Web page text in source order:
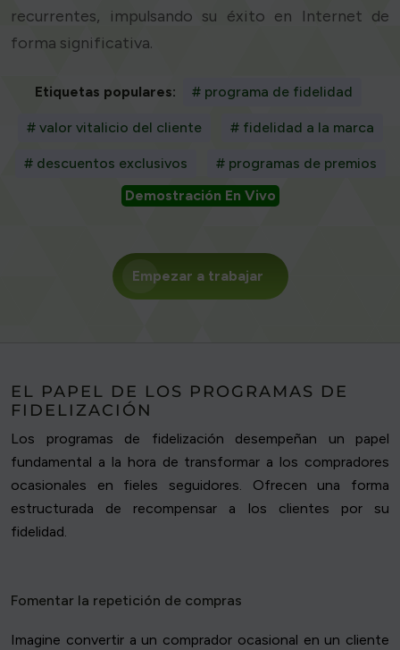
recurrentes, impulsando su éxito en Internet de
forma significativa.
Etiquetas populares: # programa de fidelidad
# valor vitalicio del cliente # fidelidad a la marca
# descuentos exclusivos
# programas de premios
Demostración En Vivo
Empezar a trabajar
EL PAPEL DE LOS PROGRAMAS DE
FIDELIZACIÓN
Los programas de fidelización desempeñan un papel
fundamental a la hora de transformar a los compradores
ocasionales en fieles seguidores. Ofrecen una forma
estructurada de recompensar a los clientes por su
fidelidad.
Fomentar la repetición de compras
Imagine convertir a un comprador ocasional en un cliente